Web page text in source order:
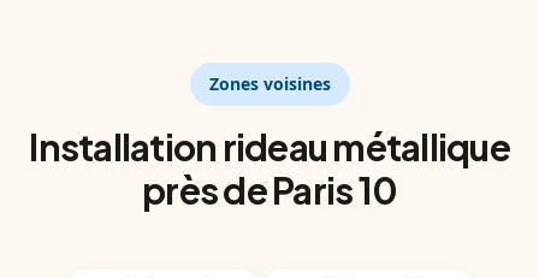
Zones voisines
Installation rideau métallique
près deParis 10